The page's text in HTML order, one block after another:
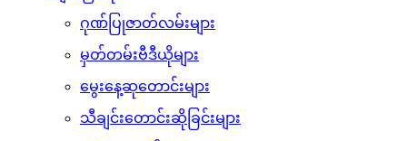
ဂုဏ်ပြုဇာတ်လမ်းများ
မှတ်တမ်းဗီဒီယိုများ
မွေးနေ့ဆုတောင်းများ
သီချင်းတောင်းဆိုခြင်းများ